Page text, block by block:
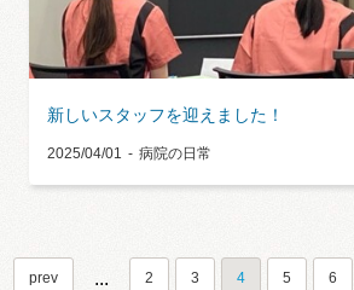
新しいスタッフを迎えました！
2025/04/01 病院の日常
prev ... 2 3 4 5 6